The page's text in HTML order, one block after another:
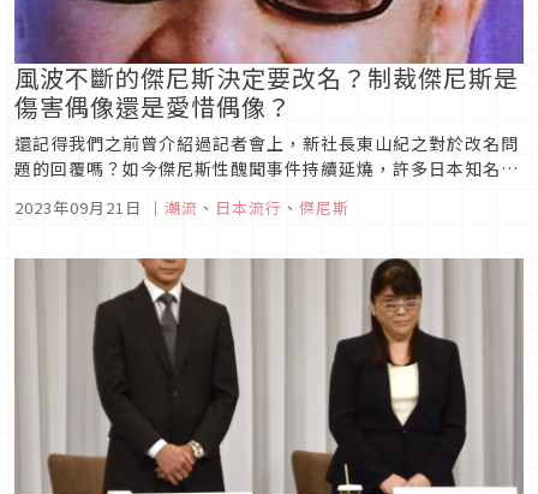
風波不斷的傑尼斯決定要改名？制裁傑尼斯是
傷害偶像還是愛惜偶像？
還記得我們之前曾介紹過記者會上，新社長東山紀之對於改名問
題的回覆嗎？如今傑尼斯性醜聞事件持續延燒，許多日本知名企
的相關節目，年底紅白歌合戰的演出名單也可預見將大受影響。
於19日召開董事...
2023年09月21日 ｜ 潮流 、 日本流行 、 傑尼斯